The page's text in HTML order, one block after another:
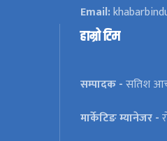
Email:
हाम्रो टिम
सम्पादक -सतिश
मार्केटिङ म्यानेजर -